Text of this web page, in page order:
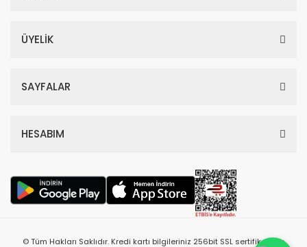
ÜYELİK
SAYFALAR
HESABIM
© Tüm Hakları Saklıdır. Kredi kartı bilgileriniz 256bit SSL sertifikası ile